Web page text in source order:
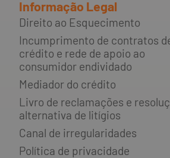
Informação Legal
Direito ao Esquecimento
Incumprimento de contratos
crédito e rede de apoio ao
consumidor endividado
Mediador do crédito
Livro de reclamações e
alternativa de litígios
Canal de irregularidades
Política de privacidade